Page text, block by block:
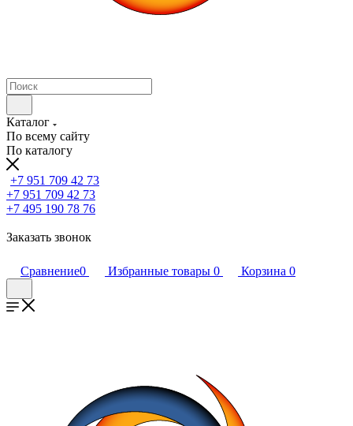
Каталог
По всему сайту
По каталогу
+7 951 709 42 73
+7 951 709 42 73
+7 495 190 78 76
Заказать звонок
Сравнение0 Избранные товары 0 Корзина 0